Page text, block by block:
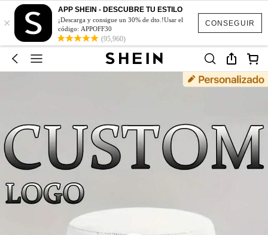
CONSEGUIR
×
APP SHEIN - DESCUBRE TU ESTILO
¡Descarga y consigue un 30% de dto.!Usar el
código: APPOFF30
(95,960)